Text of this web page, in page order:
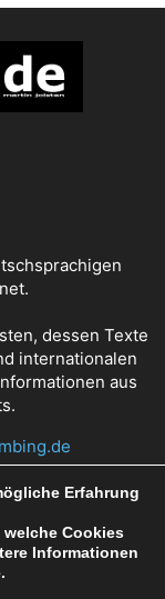
dessen Texte
internationalen
aus
Mediadaten
Impressum
Erfahrung
Cookies
Informationen